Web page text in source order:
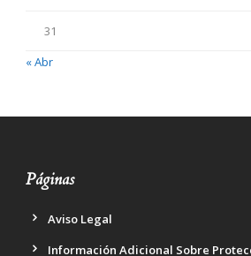
31
« Abr
Páginas
Aviso Legal
Información Adicional Sobre